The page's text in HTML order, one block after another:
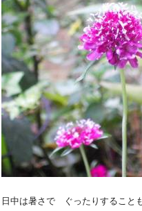
は暑さで ぐったりすること